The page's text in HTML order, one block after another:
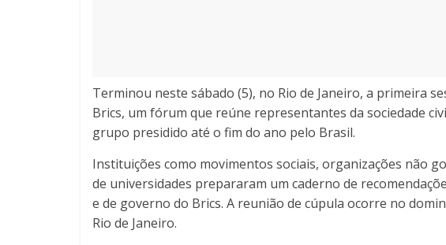
Terminou neste sábado (5), no Rio de Janeiro, a primeira
Brics, um fórum que reúne representantes da sociedade
grupo presidido até o fim do ano pelo Brasil.
Instituições como movimentos sociais, organizações não
de universidades prepararam um caderno de
e de governo do Brics. A reunião de cúpula ocorre no
Rio de Janeiro.